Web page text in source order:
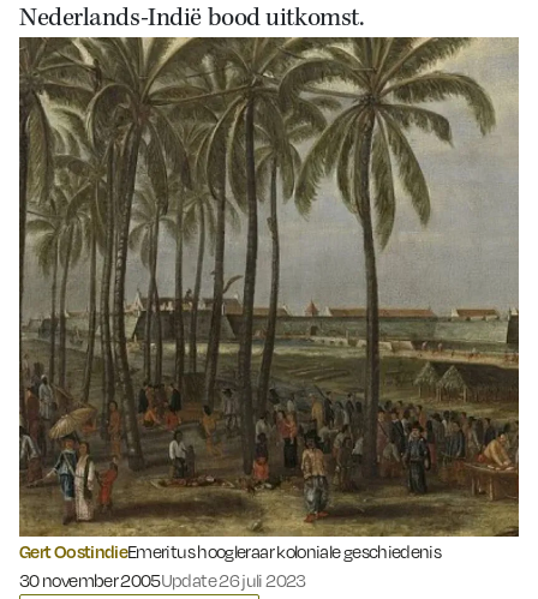
Nederlands-Indië bood uitkomst.
Gert OostindieEmeritus hoogleraar koloniale geschiedenis
Gepubliceerd op:
30 november 2005Update 26 juli 2023